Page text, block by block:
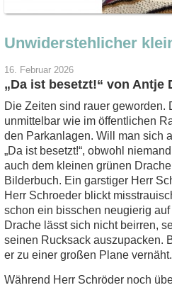
Unwiderstehlicher
16. Februar 2026
„Da ist besetzt!“ von Antje
Die Zeiten sind rauer geworden.
unmittelbar wie im öffentlichen
den Parkanlagen. Will man sich
„Da ist besetzt!“, obwohl
auch dem kleinen grünen
Bilderbuch. Ein garstiger Herr
Herr Schroeder blickt
schon ein bisschen neugierig
Drache lässt sich nicht beirren,
seinen Rucksack auszupacken.
er zu einer großen Plane vernäht.
Während Herr Schröder noch